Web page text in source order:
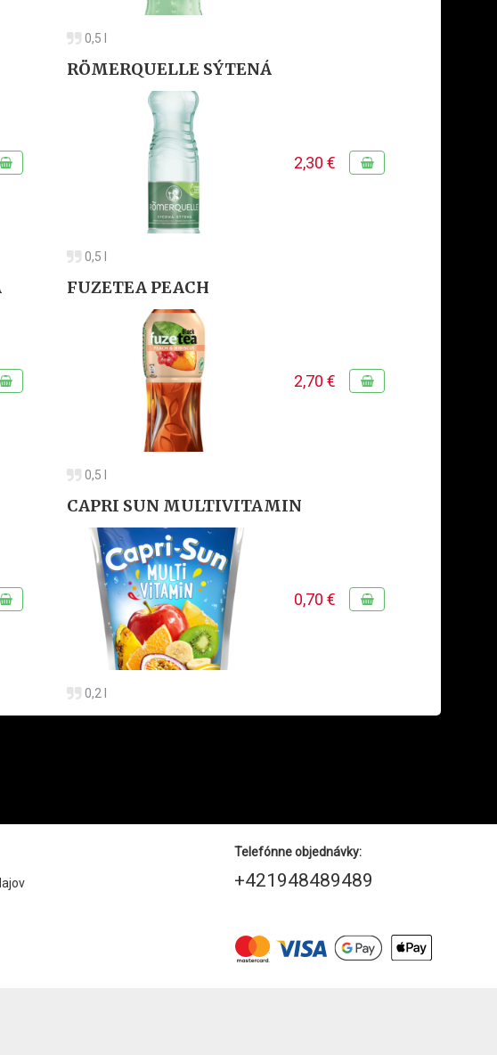
0,5 l
RÖMERQUELLE SÝTENÁ
2,30 €
0,5 l
FUZETEA PEACH
2,70 €
0,5 l
CAPRI SUN MULTIVITAMIN
0,70 €
0,2 l
Telefónne objednávky:
+421948489489